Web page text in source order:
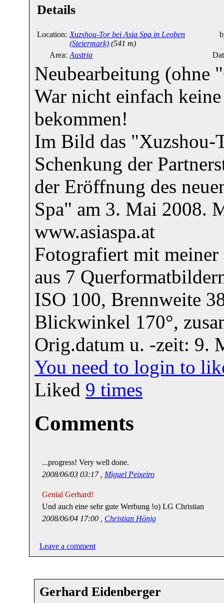
Details
Location: Xuzshou-Tor bei Asia Spa in Leoben
(Steiermark) (541 m)
Area: Austria
Neubearbeitung (ohne
War nicht einfach
bekommen!
Im Bild das "Xuzshou-
Schenkung der
der Eröffnung des
Spa" am 3. Mai 2008.
www.asiaspa.at
Fotografiert mit
aus 7
ISO 100, Brennweite
Blickwinkel 170°,
Orig.datum u. -zeit: 9.
You need to login to
Liked 9 times
Comments
...progress! Very well done.
2008/06/03 03:17 , Miguel Peixeiro
Genial Gerhard!
Und auch eine sehr gute Werbung !o) LG Christian
2008/06/04 17:00 , Christian Hönig
Leave a comment
Gerhard Eidenberger